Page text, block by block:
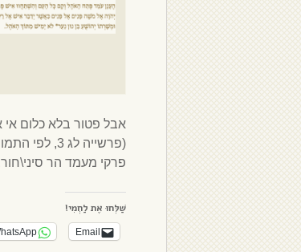
אבל פטור בלא כלום
(פרשייה לג
פרקי מעמד הר
שַׁלְּחוּ אֶת לַחְמִי!
Email